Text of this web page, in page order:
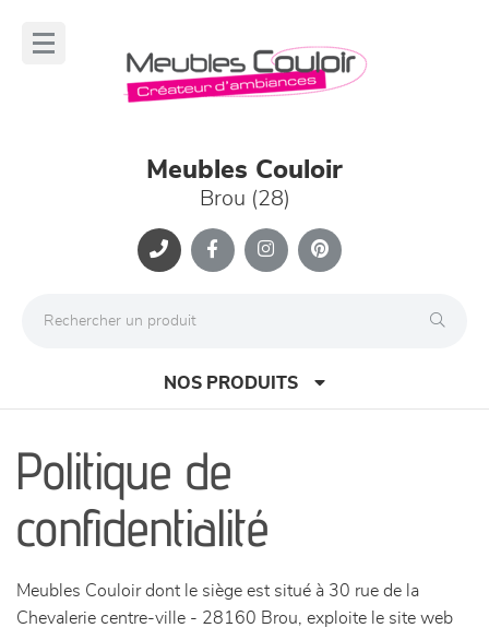
Meubles Couloir
Brou (28)
NOS PRODUITS
canapés et fauteuils
séjours
meubles de complément
Politique de
confidentialité
Meubles Couloir dont le siège est situé à 30 rue de la
Chevalerie centre-ville - 28160 Brou, exploite le site web